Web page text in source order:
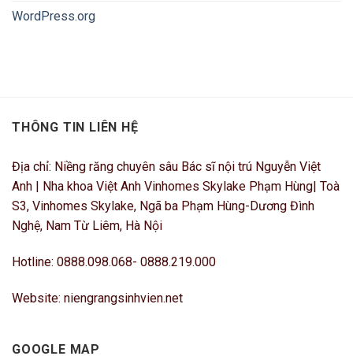
WordPress.org
THÔNG TIN LIÊN HỆ
Địa chỉ: Niềng răng chuyên sâu Bác sĩ nội trú Nguyễn Việt
Anh | Nha khoa Việt Anh Vinhomes Skylake Phạm Hùng| Toà
S3, Vinhomes Skylake, Ngã ba Phạm Hùng-Dương Đình
Nghệ, Nam Từ Liêm, Hà Nội
Hotline: 0888.098.068- 0888.219.000
Website: niengrangsinhvien.net
GOOGLE MAP